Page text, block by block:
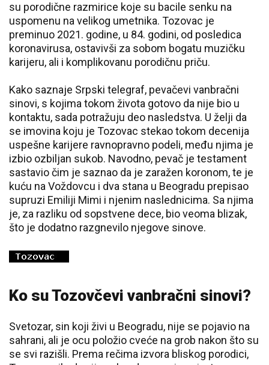
su porodične razmirice koje su bacile senku na
uspomenu na velikog umetnika. Tozovac je
preminuo 2021. godine, u 84. godini, od posledica
koronavirusa, ostavivši za sobom bogatu muzičku
karijeru, ali i komplikovanu porodičnu priču.
Kako saznaje Srpski telegraf, pevačevi vanbračni
sinovi, s kojima tokom života gotovo da nije bio u
kontaktu, sada potražuju deo nasledstva. U želji da
se imovina koju je Tozovac stekao tokom decenija
uspešne karijere ravnopravno podeli, među njima je
izbio ozbiljan sukob. Navodno, pevač je testament
sastavio čim je saznao da je zaražen koronom, te je
kuću na Voždovcu i dva stana u Beogradu prepisao
supruzi Emiliji Mimi i njenim naslednicima. Sa njima
je, za razliku od sopstvene dece, bio veoma blizak,
što je dodatno razgnevilo njegove sinove.
Ko su Tozovčevi vanbračni sinovi?
Svetozar, sin koji živi u Beogradu, nije se pojavio na
sahrani, ali je ocu položio cveće na grob nakon što su
se svi razišli. Prema rečima izvora bliskog porodici,